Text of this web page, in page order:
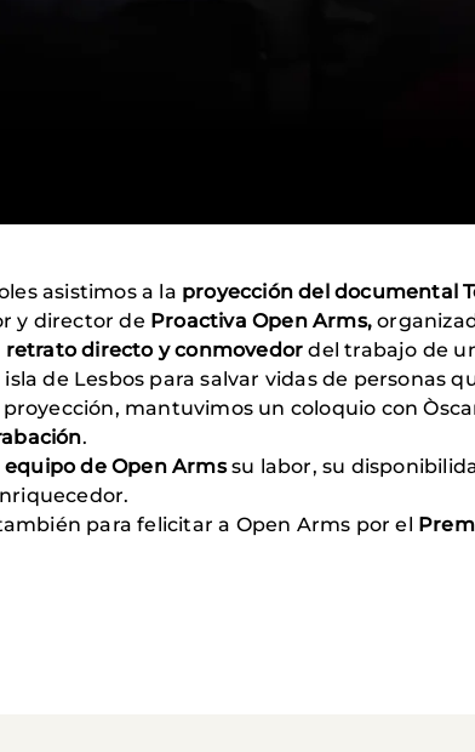
asistimos a la proyección del documental
y director de Proactiva Open Arms,
retrato directo y conmovedor del trabajo de
de Lesbos para salvar vidas de personas
proyección, mantuvimos un coloquio con
.
equipo de Open Armssu labor, su
para felicitar a Open Arms por el